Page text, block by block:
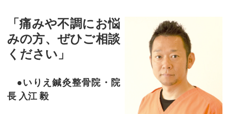
「痛みや不調にお悩
みの方、ぜひご相談
ください」
●いりえ鍼灸整骨院・院
長 入江 毅